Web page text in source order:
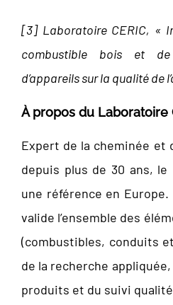
[3] Laboratoire CERIC, «
combustible bois et
d’appareils sur la qualité de
À propos du Laboratoire
Expert de la cheminée et
depuis plus de 30 ans,
une référence en
valide l’ensemble des
(combustibles, conduits
de la recherche
produits et du suivi